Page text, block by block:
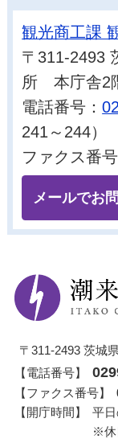
観光商工課
〒311-2493
所 本庁舎2
電話番号：
241～244）
ファクス番
メールでお
〒311-2493 茨城
【電話番号】
【ファクス番号】
【開庁時間】
平
※休